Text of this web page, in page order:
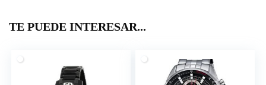
TE PUEDE INTERESAR...